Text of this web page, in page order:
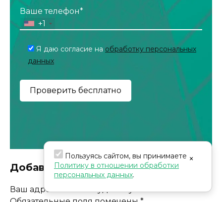
Ваше телефон*
+1
Я даю согласие на обработку персональных
данных
Добавить комментарий
Ваш адрес email не будет опубликован.
×
Пользуясь сайтом, вы принимаете
Политику в отношении обработки
персональных данных.